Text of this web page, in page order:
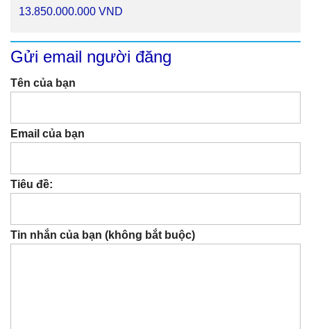
13.850.000.000 VND
Gửi email người đăng
Tên của bạn
Email của bạn
Tiêu đề:
Tin nhắn của bạn (không bắt buộc)